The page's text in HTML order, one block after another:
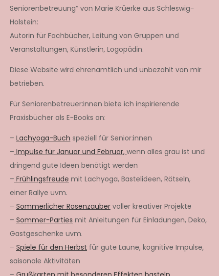
Seniorenbetreuung“ von Marie Krüerke aus Schleswig-
Holstein:
Autorin für Fachbücher, Leitung von Gruppen und
Veranstaltungen, Künstlerin, Logopädin.
Diese Website wird ehrenamtlich und unbezahlt von mir
betrieben.
Für Seniorenbetreuer:innen biete ich inspirierende
Praxisbücher als E-Books an:
– Lachyoga-Buch speziell für Senior:innen
– Impulse für Januar und Februar, wenn alles grau ist und
dringend gute Ideen benötigt werden
– Frühlingsfreude mit Lachyoga, Bastelideen, Rätseln,
einer Rallye uvm.
– Sommerlicher Rosenzauber voller kreativer Projekte
– Sommer-Parties mit Anleitungen für Einladungen, Deko,
Gastgeschenke uvm.
– Spiele für den Herbst für gute Laune, kognitive Impulse,
saisonale Aktivitäten